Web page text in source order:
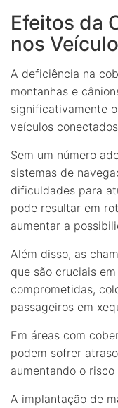
Efeitos da
nos
A deficiência na
montanhas e
significativamente o
veículos
Sem um número
sistemas de
dificuldades para
pode resultar em
aumentar a
Além disso, as
que são cruciais
comprometidas,
passageiros em
Em áreas com
podem sofrer
aumentando o
A implantação de